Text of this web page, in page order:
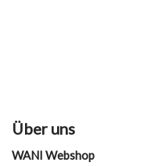
Über uns
WANI Webshop